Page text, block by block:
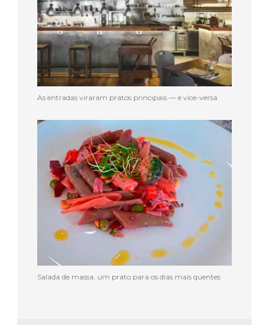
As entradas viraram pratos principais — e vice-versa
Salada de massa, um prato para os dias mais quentes